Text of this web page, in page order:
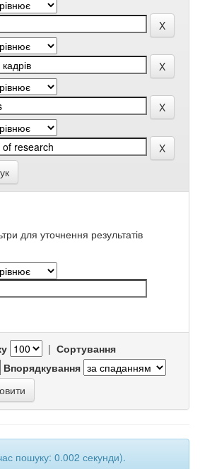
для уточнення результатів
| Сортування
Впорядкування
пошуку: 0.002 секунди).